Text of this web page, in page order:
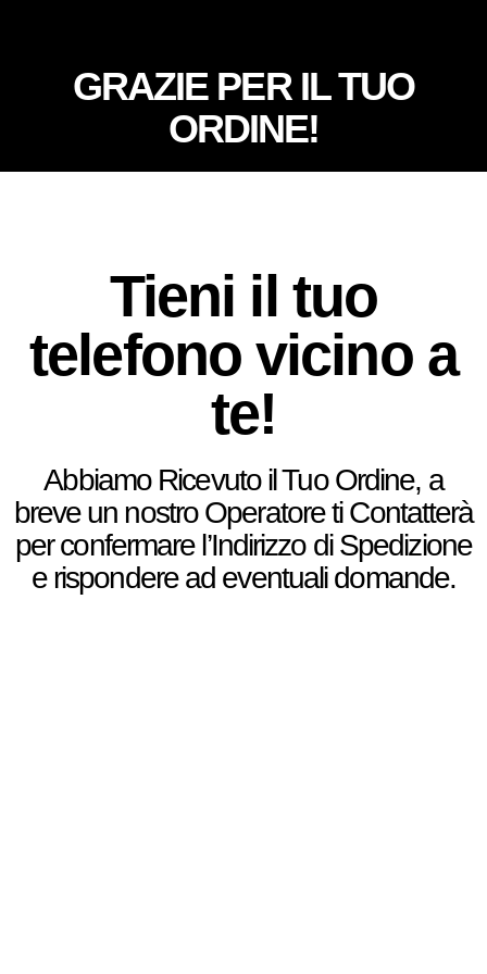
GRAZIE PER IL TUO
ORDINE!
Tieni il tuo
telefono vicino a
te!
Abbiamo Ricevuto il Tuo Ordine, a
breve un nostro Operatore ti Contatterà
per confermare l’Indirizzo di Spedizione
e rispondere ad eventuali domande.